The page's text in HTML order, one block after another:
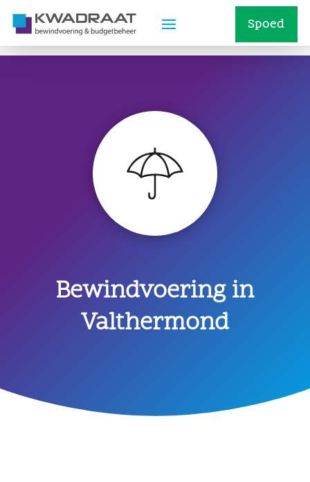
Spoed
Bewindvoering in
Valthermond